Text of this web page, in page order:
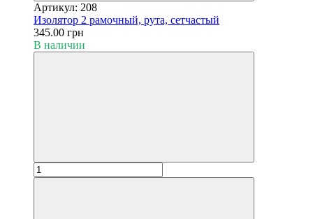
Артикул: 208
Изолятор 2 рамочный, рута, сетчастый
345.00 грн
В наличии